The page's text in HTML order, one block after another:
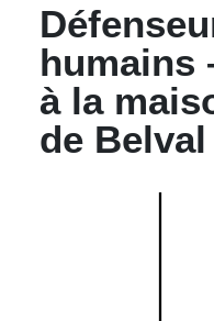
humains
à la
de Belval